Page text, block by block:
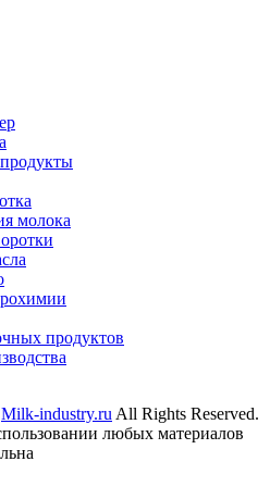
молока
продуктов
Milk-industry.ru All Rights Reserved.
любых материалов